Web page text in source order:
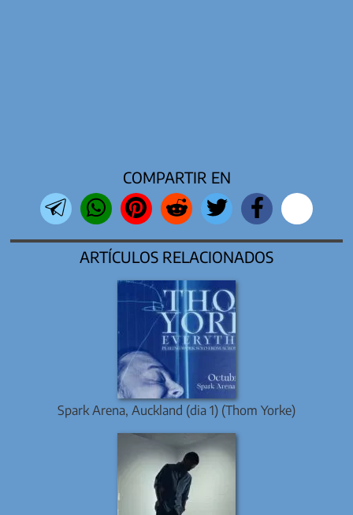
COMPARTIR EN
ARTÍCULOS RELACIONADOS
Spark Arena, Auckland (dia 1) (Thom Yorke)